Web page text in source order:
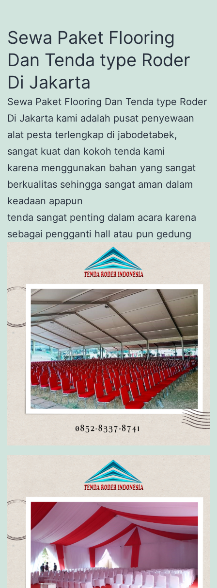
Sewa Paket Flooring
Dan Tenda type Roder
Di Jakarta
Sewa Paket Flooring Dan Tenda type Roder
Di Jakarta kami adalah pusat penyewaan
alat pesta terlengkap di jabodetabek,
sangat kuat dan kokoh tenda kami
karena menggunakan bahan yang sangat
berkualitas sehingga sangat aman dalam
keadaan apapun
tenda sangat penting dalam acara karena
sebagai pengganti hall atau pun gedung